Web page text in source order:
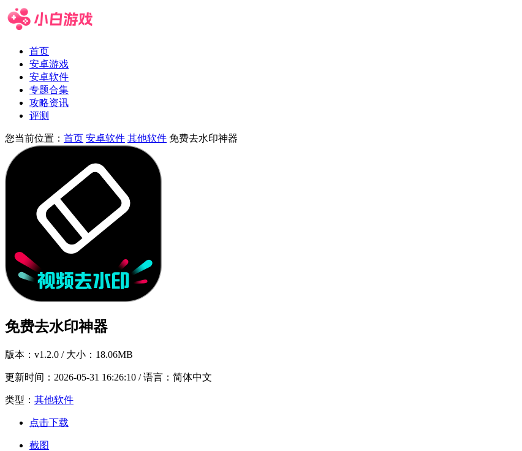
首页
安卓游戏
安卓软件
专题合集
攻略资讯
评测
您当前位置： 首页 安卓软件 其他软件 免费去水印神器
免费去水印神器
版本： v1.2.0 / 大小：18.06MB
更新时间： 2026-05-31 16:26:10 / 语言：简体中文
类型： 其他软件
点击下载
截图